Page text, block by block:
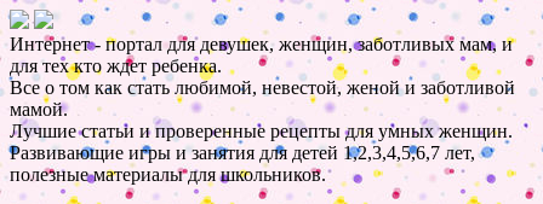
Интернет - портал для девушек, женщин, заботливых мам, и
для тех кто ждет ребенка.
Все о том как стать любимой, невестой, женой и заботливой
мамой.
Лучшие статьи и проверенные рецепты для умных женщин.
Развивающие игры и занятия для детей 1,2,3,4,5,6,7 лет,
полезные материалы для школьников.